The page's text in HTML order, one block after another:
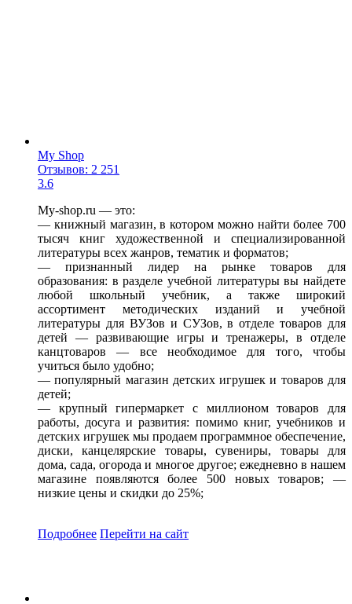
My Shop
Отзывов: 2 251
3.6
My-shop.ru — это:
— книжный магазин, в котором можно найти более 700
тысяч книг художественной и специализированной
литературы всех жанров, тематик и форматов;
— признанный лидер на рынке товаров для
образования: в разделе учебной литературы вы найдете
любой школьный учебник, а также широкий
ассортимент методических изданий и учебной
литературы для ВУЗов и СУЗов, в отделе товаров для
детей — развивающие игры и тренажеры, в отделе
канцтоваров — все необходимое для того, чтобы
учиться было удобно;
— популярный магазин детских игрушек и товаров для
детей;
— крупный гипермаркет с миллионом товаров для
работы, досуга и развития: помимо книг, учебников и
детских игрушек мы продаем программное обеспечение,
диски, канцелярские товары, сувениры, товары для
дома, сада, огорода и многое другое; ежедневно в нашем
магазине появляются более 500 новых товаров; —
низкие цены и скидки до 25%;
Подробнее Перейти на сайт